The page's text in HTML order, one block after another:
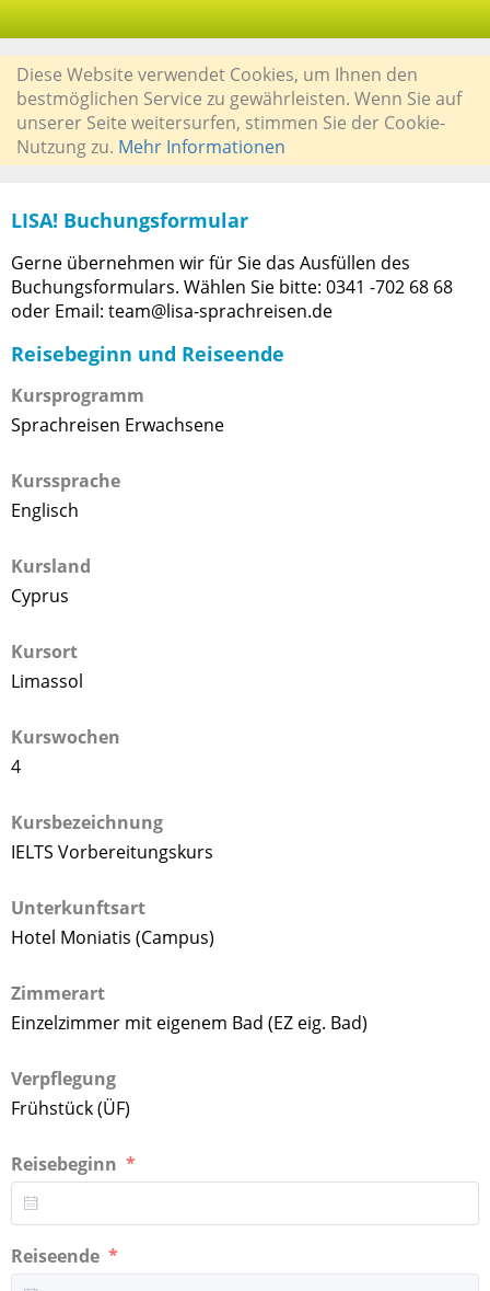
Diese Website verwendet Cookies, um Ihnen den
bestmöglichen Service zu gewährleisten. Wenn Sie auf
unserer Seite weitersurfen, stimmen Sie der Cookie-
Nutzung zu. Mehr Informationen
LISA! Buchungsformular
Gerne übernehmen wir für Sie das Ausfüllen des
Buchungsformulars. Wählen Sie bitte: 0341 -702 68 68
oder Email: team@lisa-sprachreisen.de
Reisebeginn und Reiseende
Kursprogramm
Sprachreisen Erwachsene
Kurssprache
Englisch
Kursland
Cyprus
Kursort
Limassol
Kurswochen
4
Kursbezeichnung
IELTS Vorbereitungskurs
Unterkunftsart
Hotel Moniatis (Campus)
Zimmerart
Einzelzimmer mit eigenem Bad (EZ eig. Bad)
Verpflegung
Frühstück (ÜF)
Reisebeginn
Reiseende